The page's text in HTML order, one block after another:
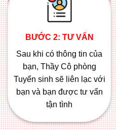
BƯỚC 2: TƯ VẤN
Sau khi có thông tin của
bạn, Thầy Cô phòng
Tuyển sinh sẽ liên lạc với
bạn và bạn được tư vấn
tận tình